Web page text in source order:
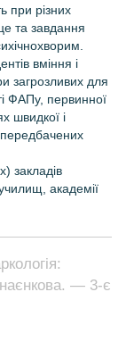
при різних
та завдання
вміння і
загрозливих для
ФАПу, первинної
швидкої і
закладів
академії
— 3-є